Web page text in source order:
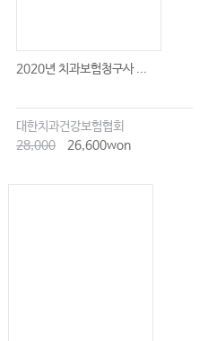
2020년 치과보험청구사 ...
대한치과건강보험협회
28,000
26,600won